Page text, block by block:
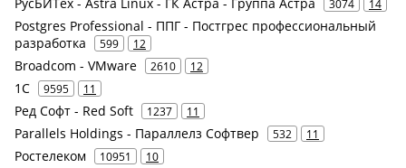
РусБИТех - Astra Linux - ГК Астра - Группа Астра 3074 14
Postgres Professional - ППГ - Постгрес профессиональный
разработка
599 12
Broadcom - VMware 2610 12
1С 9595 11
Ред Софт - Red Soft 1237 11
Parallels Holdings - Параллелз Софтвер 532 11
Ростелеком 10951 10